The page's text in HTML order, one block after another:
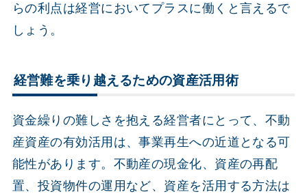
らの利点は経営においてプラスに働くと言えるで
しょう。
経営難を乗り越えるための資産活用術
資金繰りの難しさを抱える経営者にとって、不動
産資産の有効活用は、事業再生への近道となる可
能性があります。不動産の現金化、資産の再配
置、投資物件の運用など、資産を活用する方法は